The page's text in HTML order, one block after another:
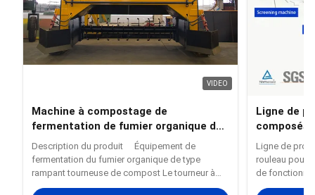
VIDEO
Machine à compostage de
fermentation de fumier organique de
type chenille pour décomposition
aérobie en tas au sol
Description du produit Équipement de
fermentation du fumier organique de type
rampant tourneuse de compost Le tourneur à
chenille adopte un procédé de fermentation à
Ligne de
composés
engrais
Ligne de
rouleau pour
de
de